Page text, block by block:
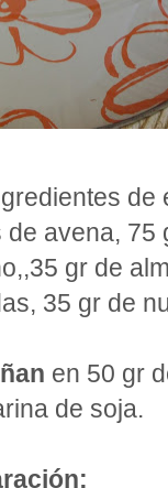
de
de avena, 75
gr de
35 gr de
en 50 gr
de soja.